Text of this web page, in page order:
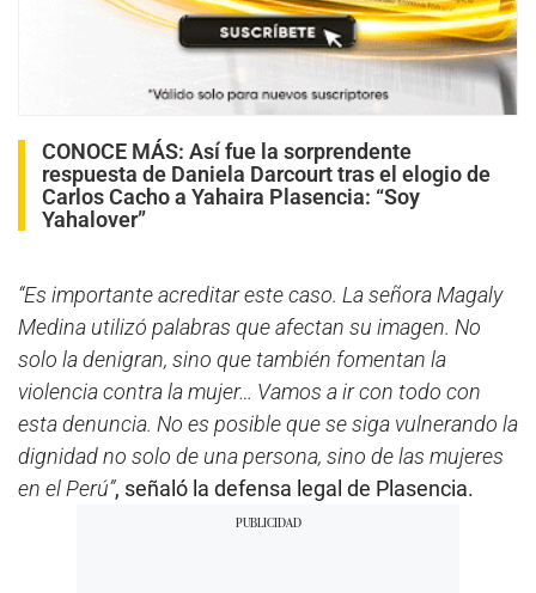
CONOCE MÁS: Así fue la sorprendente
respuesta de Daniela Darcourt tras el elogio de
Carlos Cacho a Yahaira Plasencia: “Soy
Yahalover”
“Es importante acreditar este caso. La señora Magaly
Medina utilizó palabras que afectan su imagen. No
solo la denigran, sino que también fomentan la
violencia contra la mujer… Vamos a ir con todo con
esta denuncia. No es posible que se siga vulnerando la
dignidad no solo de una persona, sino de las mujeres
en el Perú”, señaló la defensa legal de Plasencia.